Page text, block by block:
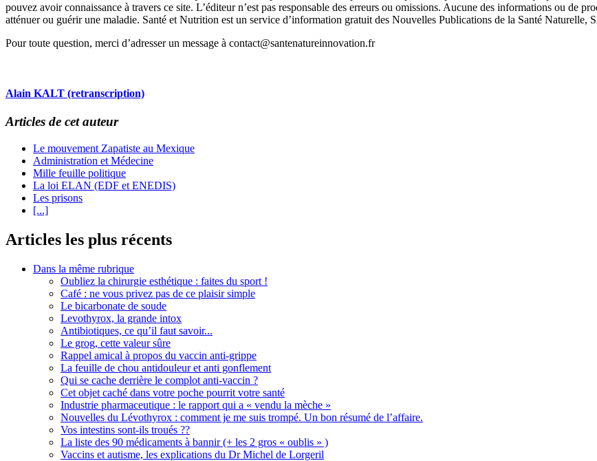
pouvez avoir connaissance à travers ce site. L’éditeur n’est pas responsable des erreurs ou omissions. Aucune des informations ou de
atténuer ou guérir une maladie. Santé et Nutrition est un service d’information gratuit des Nouvelles Publications de la Santé
Pour toute question, merci d’adresser un message à contact@santenatureinnovation.fr
Alain KALT (retranscription)
Articles de cet auteur
Le mouvement Zapatiste au Mexique
Administration et Médecine
Mille feuille politique
La loi ELAN (EDF et ENEDIS)
Les prisons
[...]
Articles les plus récents
Dans la même rubrique
Oubliez la chirurgie esthétique : faites du sport !
Café : ne vous privez pas de ce plaisir simple
Le bicarbonate de soude
Levothyrox, la grande intox
Antibiotiques, ce qu’il faut savoir...
Le grog, cette valeur sûre
Rappel amical à propos du vaccin anti-grippe
La feuille de chou antidouleur et anti gonflement
Qui se cache derrière le complot anti-vaccin ?
Cet objet caché dans votre poche pourrit votre santé
Industrie pharmaceutique : le rapport qui a « vendu la mèche »
Nouvelles du Lévothyrox : comment je me suis trompé. Un bon résumé de l’affaire.
Vos intestins sont-ils troués ??
La liste des 90 médicaments à bannir (+ les 2 gros « oublis » )
Vaccins et autisme, les explications du Dr Michel de Lorgeril